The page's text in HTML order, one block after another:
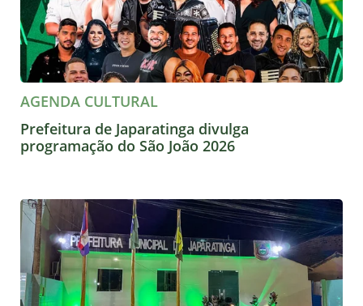
AGENDA CULTURAL
Prefeitura de Japaratinga divulga
programação do São João 2026